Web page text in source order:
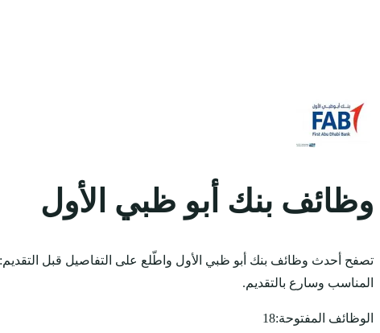
وظائف بنك أبو ظبي الأول
تصفح أحدث وظائف بنك أبو ظبي الأول واطّلع على التفاصيل قبل
المناسب وسارع بالتقديم.
الوظائف المفتوحة:18